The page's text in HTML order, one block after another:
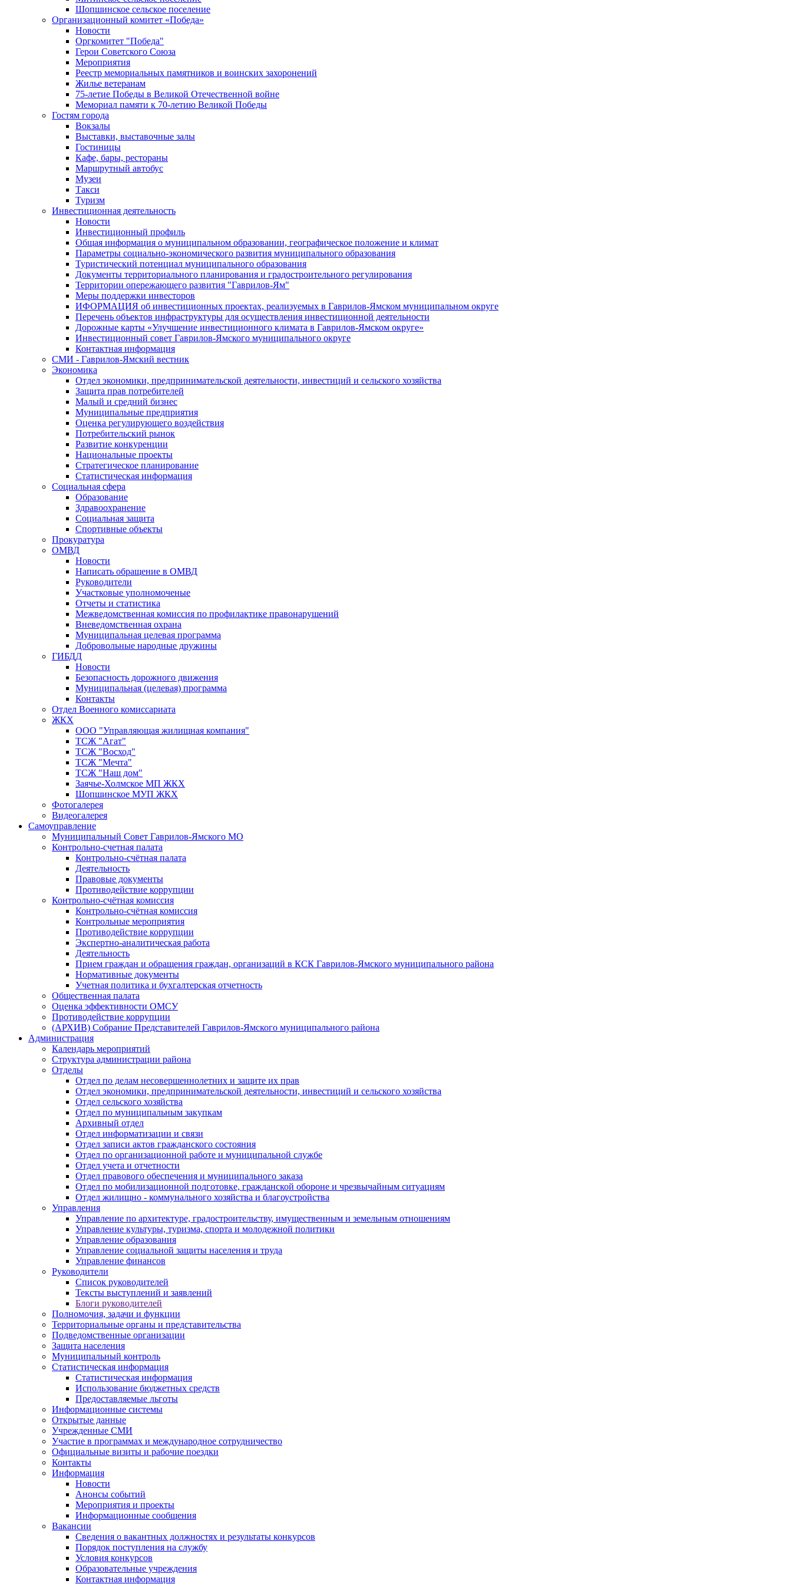
Шопшинское сельское поселение
Организационный комитет «Победа»
Новости
Оргкомитет "Победа"
Герои Советского Союза
Мероприятия
Реестр мемориальных памятников и воинских захоронений
Жилье ветеранам
75-летие Победы в Великой Отечественной войне
Мемориал памяти к 70-летию Великой Победы
Гостям города
Вокзалы
Выставки, выставочные залы
Гостиницы
Кафе, бары, рестораны
Маршрутный автобус
Музеи
Такси
Туризм
Инвестиционная деятельность
Новости
Инвестиционный профиль
Общая информация о муниципальном образовании, географическое положение и климат
Параметры социально-экономического развития муниципального образования
Туристический потенциал муниципального образования
Документы территориального планирования и градостроительного регулирования
Территории опережающего развития "Гаврилов-Ям"
Меры поддержки инвесторов
ИФОРМАЦИЯ об инвестиционных проектах, реализуемых в Гаврилов-Ямском муниципальном округе
Перечень объектов инфраструктуры для осуществления инвестиционной деятельности
Дорожные карты «Улучшение инвестиционного климата в Гаврилов-Ямском округе»
Инвестиционный совет Гаврилов-Ямского муниципального округе
Контактная информация
СМИ - Гаврилов-Ямский вестник
Экономика
Отдел экономики, предпринимательской деятельности, инвестиций и сельского хозяйства
Защита прав потребителей
Малый и средний бизнес
Муниципальные предприятия
Оценка регулирующего воздействия
Потребительский рынок
Развитие конкуренции
Национальные проекты
Стратегическое планирование
Статистическая информация
Социальная сфера
Образование
Здравоохранение
Социальная защита
Спортивные объекты
Прокуратура
ОМВД
Новости
Написать обращение в ОМВД
Руководители
Участковые уполномоченые
Отчеты и статистика
Межведомственная комиссия по профилактике правонарушений
Вневедомственная охрана
Муниципальная целевая программа
Добровольные народные дружины
ГИБДД
Новости
Безопасность дорожного движения
Муниципальная (целевая) программа
Контакты
Отдел Военного комиссариата
ЖКХ
ООО "Управляющая жилищная компания"
ТСЖ "Агат"
ТСЖ "Восход"
ТСЖ "Мечта"
ТСЖ "Наш дом"
Заячье-Холмское МП ЖКХ
Шопшинское МУП ЖКХ
Фотогалерея
Видеогалерея
Самоуправление
Муниципальный Совет Гаврилов-Ямского МО
Контрольно-счетная палата
Контрольно-счётная палата
Деятельность
Правовые документы
Противодействие коррупции
Контрольно-счётная комиссия
Контрольно-счётная комиссия
Контрольные мероприятия
Противодействие коррупции
Экспертно-аналитическая работа
Деятельность
Прием граждан и обращения граждан, организаций в КСК Гаврилов-Ямского муниципального района
Нормативные документы
Учетная политика и бухгалтерская отчетность
Общественная палата
Оценка эффективности ОМСУ
Противодействие коррупции
(АРХИВ) Собрание Представителей Гаврилов-Ямского муниципального района
Администрация
Календарь мероприятий
Структура администрации района
Отделы
Отдел по делам несовершеннолетних и защите их прав
Отдел экономики, предпринимательской деятельности, инвестиций и сельского хозяйства
Отдел сельского хозяйства
Отдел по муниципальным закупкам
Архивный отдел
Отдел информатизации и связи
Отдел записи актов гражданского состояния
Отдел по организационной работе и муниципальной службе
Отдел учета и отчетности
Отдел правового обеспечения и муниципального заказа
Отдел по мобилизационной подготовке, гражданской обороне и чрезвычайным ситуациям
Отдел жилищно - коммунального хозяйства и благоустройства
Управления
Управление по архитектуре, градостроительству, имущественным и земельным отношениям
Управление культуры, туризма, спорта и молодежной политики
Управление образования
Управление социальной защиты населения и труда
Управление финансов
Руководители
Список руководителей
Тексты выступлений и заявлений
Блоги руководителей
Полномочия, задачи и функции
Территориальные органы и представительства
Подведомственные организации
Защита населения
Муниципальный контроль
Статистическая информация
Статистическая информация
Использование бюджетных средств
Предоставляемые льготы
Информационные системы
Открытые данные
Учрежденные СМИ
Участие в программах и международное сотрудничество
Официальные визиты и рабочие поездки
Контакты
Информация
Новости
Анонсы событий
Мероприятия и проекты
Информационные сообщения
Вакансии
Сведения о вакантных должностях и результаты конкурсов
Порядок поступления на службу
Условия конкурсов
Образовательные учреждения
Контактная информация